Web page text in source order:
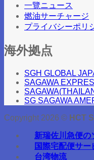
一覽ニュース
燃油サーチャージ
プライバシーポリ
海外拠点
SGH GLOBAL
SAGAWA
SG SAGAWA
Copyright 2026 © HCT
新瑞佐川急便の
国際宅配便サー
台湾物流